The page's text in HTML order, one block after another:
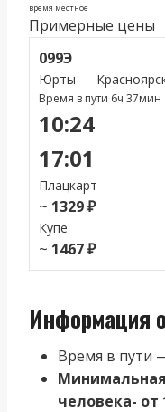
время местное
Примерные цены
099Э
Юрты —
Время в пути 6ч 37мин
10:24
17:01
Плацкарт
~ 1329 ₽
Купе
~ 1467 ₽
Информация
Время в пути
человека- от